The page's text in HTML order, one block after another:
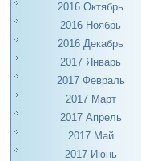
2016 Октябрь
2016 Ноябрь
2016 Декабрь
2017 Январь
2017 Февраль
2017 Март
2017 Апрель
2017 Май
2017 Июнь